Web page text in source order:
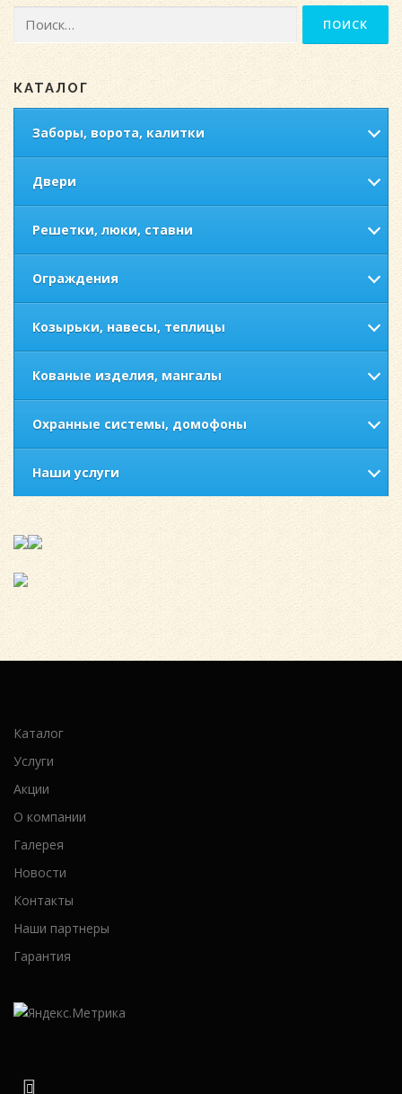
КАТАЛОГ
Заборы, ворота, калитки
Двери
Решетки, люки, ставни
Ограждения
Козырьки, навесы, теплицы
Кованые изделия, мангалы
Охранные системы, домофоны
Наши услуги
Каталог
Услуги
Акции
О компании
Галерея
Новости
Контакты
Наши партнеры
Гарантия